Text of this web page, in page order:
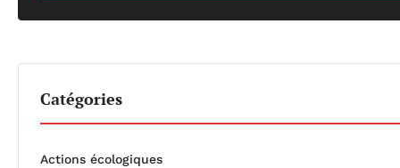
Catégories
Actions écologiques